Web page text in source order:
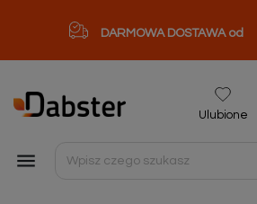
DARMOWA DOSTAWA od

Ulubione